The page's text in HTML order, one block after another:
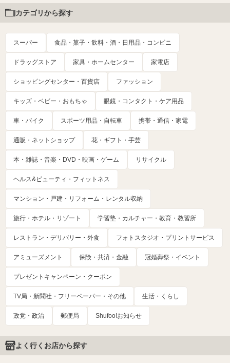
カテゴリから探す
スーパー 食品・菓子・飲料・酒・日用品・コンビニ
ドラッグストア 家具・ホームセンター 家電店
ショッピングセンター・百貨店 ファッション
キッズ・ベビー・おもちゃ 眼鏡・コンタクト・ケア用品
車・バイク スポーツ用品・自転車 携帯・通信・家電
通販・ネットショップ 花・ギフト・手芸
本・雑誌・音楽・DVD・映画・ゲーム リサイクル
ヘルス&ビューティ・フィットネス
マンション・戸建・リフォーム・レンタル収納
旅行・ホテル・リゾート 学習塾・カルチャー・教育・教習所
レストラン・デリバリー・外食 フォトスタジオ・プリントサービス
アミューズメント 保険・共済・金融 冠婚葬祭・イベント
プレゼントキャンペーン・クーポン
TV局・新聞社・フリーペーパー・その他 生活・くらし
政党・政治 郵便局 Shufoo!お知らせ
よく行くお店から探す